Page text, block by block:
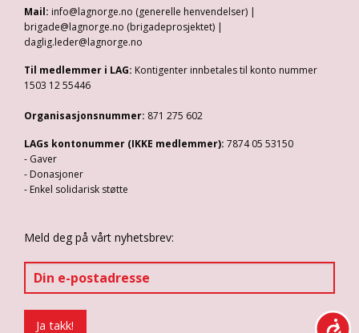
Mail: info@lagnorge.no (generelle henvendelser) |
brigade@lagnorge.no (brigadeprosjektet) |
daglig.leder@lagnorge.no
Til medlemmer i LAG: Kontigenter innbetales til konto nummer
1503 12 55446
Organisasjonsnummer: 871 275 602
LAGs kontonummer (IKKE medlemmer): 7874 05 53150
- Gaver
- Donasjoner
- Enkel solidarisk støtte
Meld deg på vårt nyhetsbrev: